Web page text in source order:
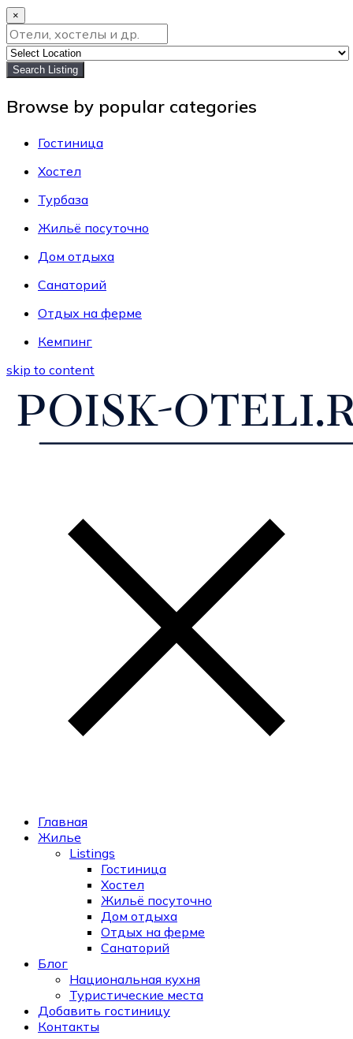
×
Search Listing
Browse by popular categories
Гостиница
Хостел
Турбаза
Жильё посуточно
Дом отдыха
Санаторий
Отдых на ферме
Кемпинг
skip to content
Главная
Жилье
Listings
Гостиница
Хостел
Жильё посуточно
Дом отдыха
Отдых на ферме
Санаторий
Блог
Национальная кухня
Туристические места
Добавить гостиницу
Контакты